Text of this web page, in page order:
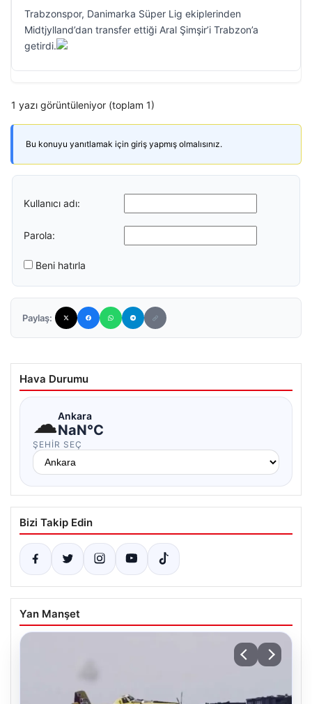
Trabzonspor, Danimarka Süper Lig ekiplerinden
Midtjylland’dan transfer ettiği Aral Şimşir’i Trabzon’a
getirdi.
1 yazı görüntüleniyor (toplam 1)
Bu konuyu yanıtlamak için giriş yapmış olmalısınız.
Kullanıcı adı:
Parola:
Beni hatırla
Paylaş:
Hava Durumu
☁Ankara
NaN°C
ŞEHIR SEÇ
Bizi Takip Edin
Yan Manşet